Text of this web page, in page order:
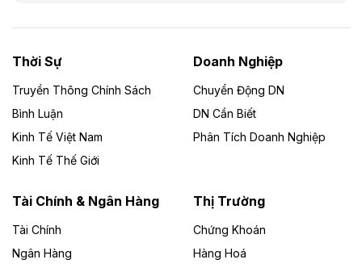
Dự án Nhà máy xử lý rác và phát điện Bắc Giang do
Công ty TNHH Năng lượng môi trường Bắc Giang làm
Theo vietnamfinance.vn
Đức Long Gia Lai mở rộng ‘hệ sinh thái’
Lai
Bốn doanh nghiệp có sự góp vốn của Công ty Cổ
phần Tập đoàn Đức Long Gia Lai (HoSE: DLG) được
Thời Sự
Truyền Thông Chính Sách
Bình Luận
Kinh Tế Việt Nam
Kinh Tế Thế Giới
Doanh Nghiệp
Chuyển Động DN
DN Cần Biết
Phân Tích Doanh Nghiệp
Tài Chính & Ngân Hàng
Tài Chính
Ngân Hàng
Thị Trường
Chứng Khoán
Hàng Hoá